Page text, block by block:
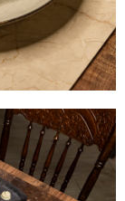
狀況，依本公司即
公司將視審查結果
惡意使用之情形，
取法律行動。